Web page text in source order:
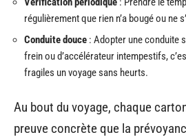
régulièrement que rien n’a bougé ou ne
Conduite douce : Adopter une conduite
frein ou d’accélérateur intempestifs,
fragiles un voyage sans heurts.
Au bout du voyage, chaque
preuve concrète que la